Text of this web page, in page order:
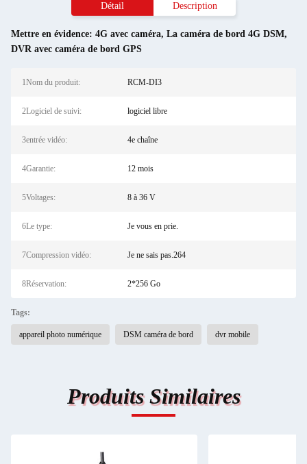
Détail Description
Mettre en évidence: 4G avec caméra, La caméra de bord 4G DSM,
DVR avec caméra de bord GPS
1Nom du produit: RCM-DI3
2Logiciel de suivi: logiciel libre
3entrée vidéo: 4e chaîne
4Garantie: 12 mois
5Voltages: 8 à 36 V
6Le type: Je vous en prie.
7Compression vidéo: Je ne sais pas.264
8Réservation: 2*256 Go
Tags:
appareil photo numérique DSM caméra de bord dvr mobile
Produits Similaires